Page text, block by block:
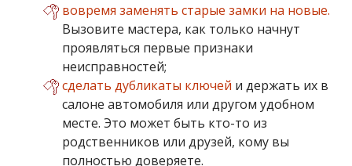
вовремя заменять старые замки на новые.
Вызовите мастера, как только начнут
проявляться первые признаки
неисправностей;
сделать дубликаты ключей и держать их в
салоне автомобиля или другом удобном
месте. Это может быть кто-то из
родственников или друзей, кому вы
полностью доверяете.